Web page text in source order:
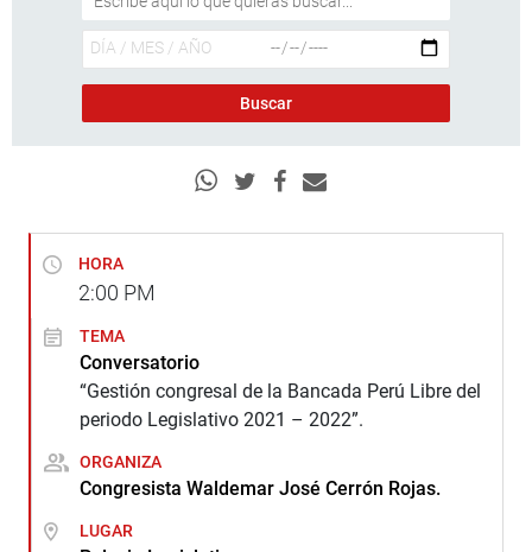
HORA
2:00 PM
TEMA
Conversatorio
“Gestión congresal de la Bancada Perú Libre del
periodo Legislativo 2021 – 2022”.
ORGANIZA
Congresista Waldemar José Cerrón Rojas.
LUGAR